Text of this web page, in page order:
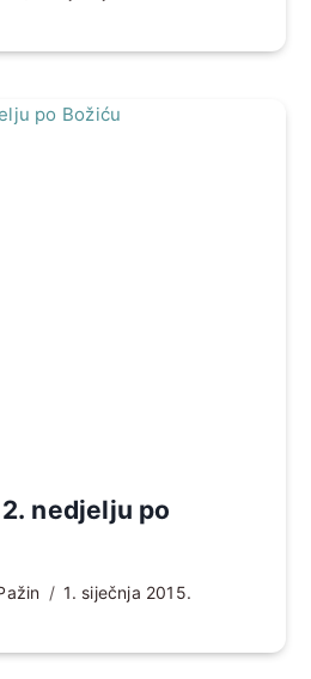
nedjelju po
1. siječnja 2015.